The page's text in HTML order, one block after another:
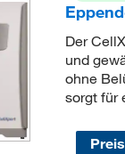
Der
und
ohne
sorgt für